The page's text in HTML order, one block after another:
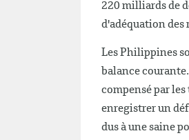
220 milliards de
d'adéquation des
Les Philippines
balance
compensé par
enregistrer un
dus à une saine